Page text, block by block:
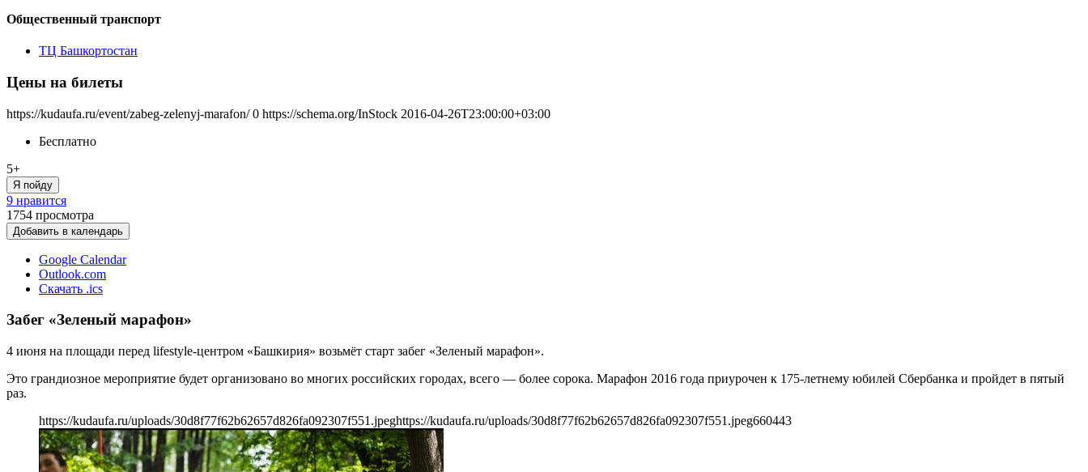
Общественный транспорт
ТЦ Башкортостан
Цены на билеты
https://kudaufa.ru/event/zabeg-zelenyj-marafon/ 0 https://schema.org/InStock 2016-04-26T23:00:00+03:00
Бесплатно
5+
Я пойду
9 нравится
1754 просмотра
Добавить в календарь
Google Calendar
Outlook.com
Скачать .ics
Забег «Зеленый марафон»
4 июня на площади перед lifestyle-центром «Башкирия» возьмёт старт забег «Зеленый марафон».
Это грандиозное мероприятие будет организовано во многих российских городах, всего — более сорока. Марафон 2016 года приурочен к 175-летнему юбилей Сбербанка и пройдет в пятый
раз.
https://kudaufa.ru/uploads/30d8f77f62b62657d826fa092307f551.jpeghttps://kudaufa.ru/uploads/30d8f77f62b62657d826fa092307f551.jpeg660443